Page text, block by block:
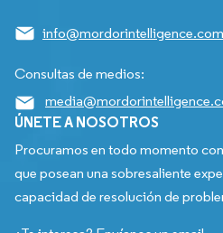
info@mordorintelligence.com
Consultas de medios:
ÚNETE A NOSOTROS
Procuramos en todo momento
que posean una sobresaliente
capacidad de resolución de